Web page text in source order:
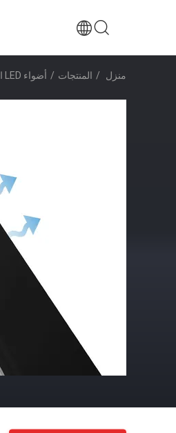
منزل / المنتجات / أضواء LED الخطية عالية خليج